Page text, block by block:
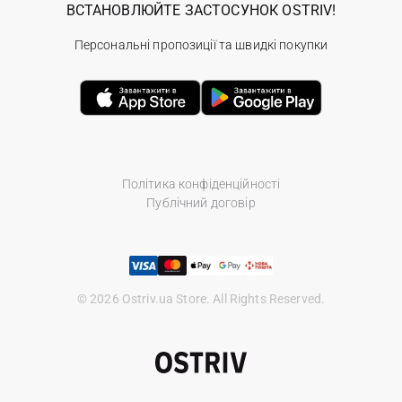
Політика конфіденційності
Публічний договір
© 2026 Ostriv.ua Store. All Rights Reserved.
ВСТАНОВЛЮЙТЕ ЗАСТОСУНОК OSTRIV!
Персональні пропозиції та швидкі покупки